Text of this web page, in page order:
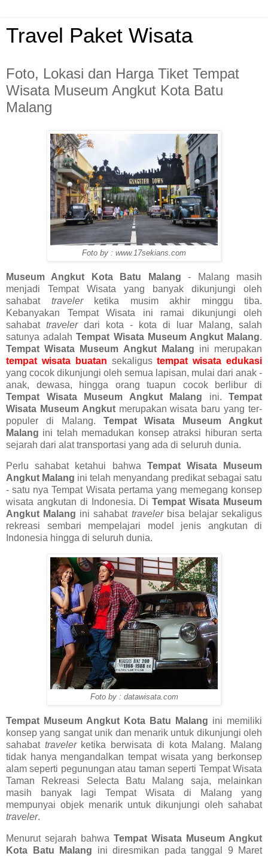
Travel Paket Wisata
Foto, Lokasi dan Harga Tiket Tempat
Wisata Museum Angkut Kota Batu
Malang
Foto by : www.17sekians.com
Museum Angkut Kota Batu Malang - Malang masih
menjadi Tempat Wisata yang banyak dikunjungi oleh
sahabat travelerketika musim akhir minggu tiba.
Kebanyakan Tempat Wisata ini ramai dikunjungi oleh
sahabat travelerdari kota - kota di luar Malang, salah
satunya adalahTempat Wisata Museum Angkut Malang.
Tempat Wisata Museum Angkut Malang ini merupakan
tempat wisata buatan sekaligustempat wisata edukasi
yang cocok dikunjungi oleh semua lapisan, mulai dari anak -
anak, dewasa, hingga orang tuapun cocok berlibur di
Tempat Wisata Museum Angkut Malang ini. Tempat
Wisata Museum Angkutmerupakan wisata baru yang ter-
populer di Malang. Tempat Wisata Museum Angkut
Malang ini telah memadukan konsep atraksi hiburan serta
sejarah dari alat transportasi yang ada di seluruh dunia.
Perlu sahabat ketahui bahwa Tempat Wisata Museum
Angkut Malang ini telah menyandang predikat sebagai satu
- satu nya Tempat Wisata pertama yang memegang konsep
wisata angkutan di Indonesia. DiTempat Wisata Museum
Angkut Malang ini sahabat travelerbisa belajar sekaligus
rekreasi sembari mempelajari model jenis angkutan di
Indonesia hingga di seluruh dunia.
Foto by : datawisata.com
Tempat Museum Angkut Kota Batu Malang ini memiliki
konsep yang sangat unik dan menarik untuk dikunjungi oleh
sahabat travelerketika berwisata di kota Malang. Malang
tidak hanya mengandalkan tempat wisata yang berkonsep
alam seperti pegunungan atau taman seperti Tempat Wisata
Taman Rekreasi Selecta Batu Malang saja, melainkan
masih banyak lagi Tempat Wisata di Malang yang
mempunyai objek menarik untuk dikunjungi oleh sahabat
traveler.
Menurut sejarah bahwa Tempat Wisata Museum Angkut
Kota Batu Malang ini diresmikan pada tanggal 9 Maret